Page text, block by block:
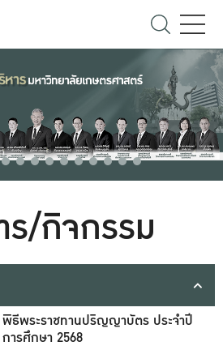
ร/กิจกรรม
พิธีพระราชทานปริญญาบัตร ประจำปี
การศึกษา 2568